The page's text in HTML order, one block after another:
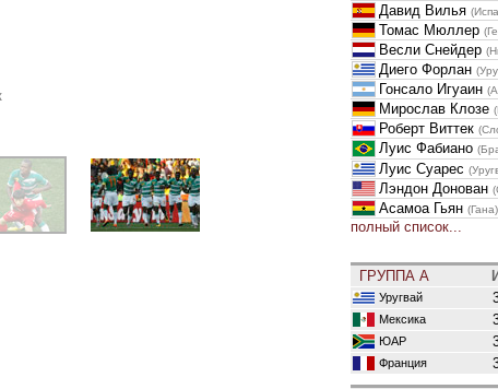
Давид Вилья
Томас Мюллер
Весли Снейдер
Диего Форлан
Гонсало Игуаин
Мирослав Клозе
Роберт Виттек
Луис Фабиано
Луис Суарес
Лэндон Донован
Асамоа Гьян (Гана)
полный список...
ГРУППА A
Уругвай
Мексика
ЮАР
Франция